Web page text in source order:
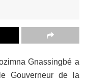
Gnassingbé a
Gouverneur de la